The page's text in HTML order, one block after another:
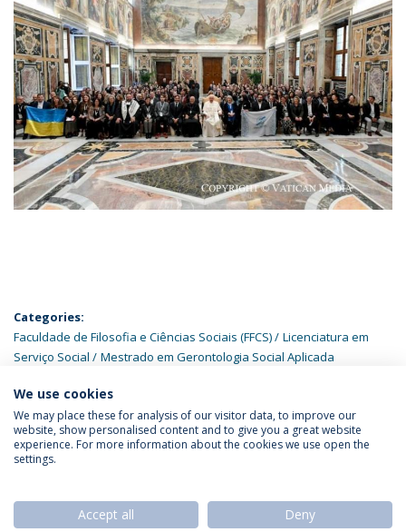
Categories:
Faculdade de Filosofia e Ciências Sociais (FFCS)
Licenciatura em
Serviço Social
Mestrado em Gerontologia Social Aplicada
Política de Privacidade
Termos & Condições
We use cookies
We may place these for analysis of our visitor data, to improve our
website, show personalised content and to give you a great website
experience. For more information about the cookies we use open the
settings.
Accept all Deny